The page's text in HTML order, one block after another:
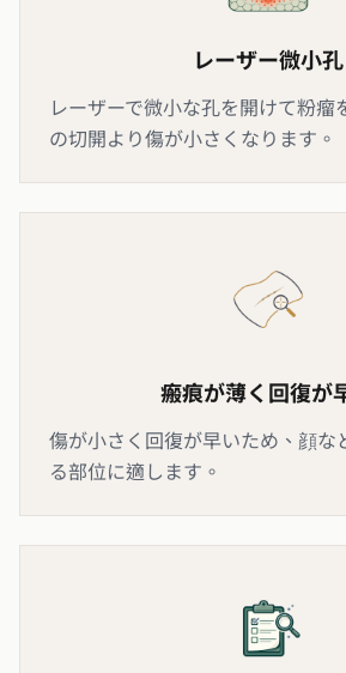
レーザー微小孔
レーザーで微小な孔を開けて粉瘤
の切開より傷が小さくなります。
瘢痕が薄く回復が
傷が小さく回復が早いため、顔な
る部位に適します。